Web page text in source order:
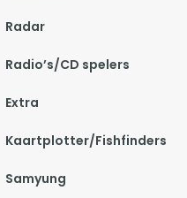
Radar
Radio’s/CD spelers
Extra
Kaartplotter/Fishfinders
Samyung